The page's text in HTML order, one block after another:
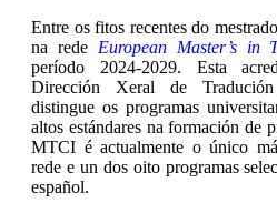
Entre os fitos recentes do
na rede European Master’s in
período 2024-2029. Esta
Dirección Xeral de
distingue os programas
altos estándares na formación de
MTCI é actualmente o único
rede e un dos oito programas
español.